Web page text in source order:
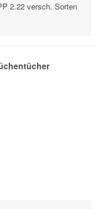
2.22 versch. Sorten